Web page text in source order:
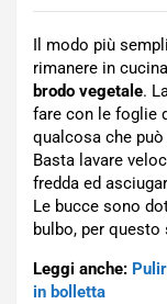
Il modo più
rimanere in
brodo vegetale.
fare con le foglie
qualcosa che
Basta lavare
fredda ed
Le bucce sono
bulbo, per
Leggi anche:
in bolletta